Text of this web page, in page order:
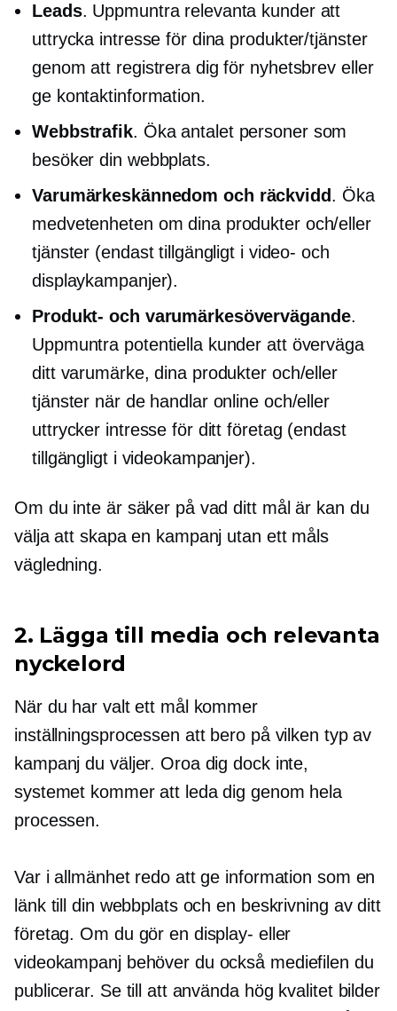
Leads. Uppmuntra relevanta kunder att
uttrycka intresse för dina produkter/tjänster
genom att registrera dig för nyhetsbrev eller
ge kontaktinformation.
Webbstrafik. Öka antalet personer som
besöker din webbplats.
Varumärkeskännedom och räckvidd. Öka
medvetenheten om dina produkter och/eller
tjänster (endast tillgängligt i video- och
displaykampanjer).
Produkt- och varumärkesövervägande.
Uppmuntra potentiella kunder att överväga
ditt varumärke, dina produkter och/eller
tjänster när de handlar online och/eller
uttrycker intresse för ditt företag (endast
tillgängligt i videokampanjer).
Om du inte är säker på vad ditt mål är kan du
välja att skapa en kampanj utan ett måls
vägledning.
2. Lägga till media och relevanta
nyckelord
När du har valt ett mål kommer
inställningsprocessen att bero på vilken typ av
kampanj du väljer. Oroa dig dock inte,
systemet kommer att leda dig genom hela
processen.
Var i allmänhet redo att ge information som en
länk till din webbplats och en beskrivning av ditt
företag. Om du gör en display- eller
videokampanj behöver du också mediefilen du
publicerar. Se till att använda hög kvalitetbilder